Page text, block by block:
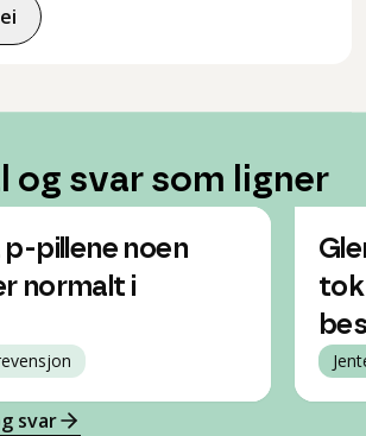
og svar som ligner
p-pillene noen
normalt i
tok
svar